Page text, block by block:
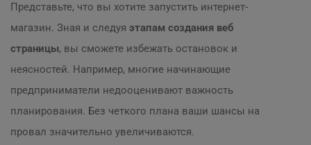
Представьте, что вы хотите запустить интернет-
магазин. Зная и следуя этапам создания веб
страницы, вы сможете избежать остановок и
неясностей. Например, многие начинающие
предприниматели недооценивают важность
планирования. Без четкого плана ваши шансы на
провал значительно увеличиваются.